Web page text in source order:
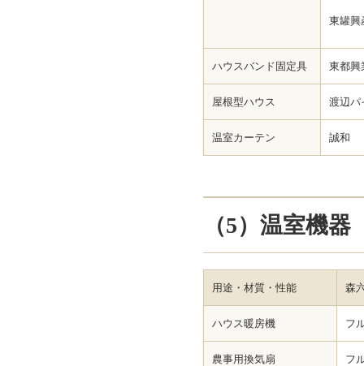
東罐興
ハウスバンド固定具 東都興
屋根型ハウス 渡辺パ
温室カーテン 誠和
（5）温室機器
用途・材質・性能 森
ハウス暖房機 フ
農事用換気扇 フ